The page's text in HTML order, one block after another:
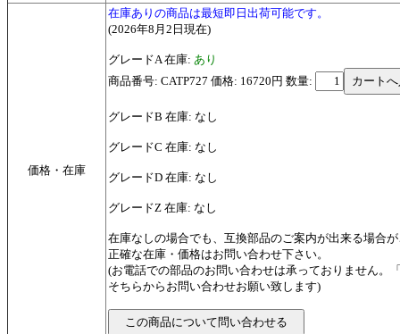
価格・在庫
在庫ありの商品は最短即日出荷可能です。
(2026年8月2日現在)
グレードA 在庫: あり
商品番号: CATP727 価格: 16720円 数量:
グレードB 在庫: なし
グレードC 在庫: なし
グレードD 在庫: なし
グレードZ 在庫: なし
在庫なしの場合でも、互換部品のご案内が出来る場合
正確な在庫・価格はお問い合わせ下さい。
(お電話での部品のお問い合わせは承っておりません。
そちらからお問い合わせお願い致します)